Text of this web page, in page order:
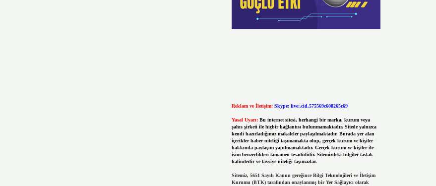
Reklam ve İletişim: Skype: live:.cid.575569c608265c69
Yasal Uyarı: Bu internet sitesi, herhangi bir marka, kurum veya
şahıs şirketi ile hiçbir bağlantısı bulunmamaktadır. Sitede yalnızca
kendi hazırladığımız makaleler paylaşılmaktadır. Burada yer alan
içerikler haber niteliği taşımamakta olup, gerçek kurum ve kişiler
hakkında paylaşım yapılmamaktadır. Gerçek kurum ve kişiler ile
isim benzerlikleri tamamen tesadüfidir. Sitemizdeki bilgiler taslak
halindedir ve tavsiye niteliği taşımazlar.
Sitemiz, 5651 Sayılı Kanun gereğince Bilgi Teknolojileri ve İletişim
Kurumu (BTK) tarafından onaylanmış bir Yer Sağlayıcı olarak